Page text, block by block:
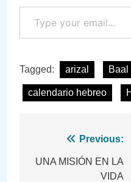
Type your email…
Tagged: arizal Baal
calendario hebreo
Navegación
de
Previous:
UNA MISIÓN EN LA
VIDA